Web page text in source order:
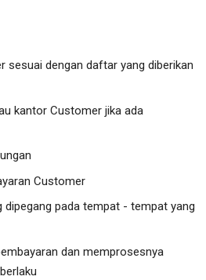
sesuai dengan daftar yang diberikan
kantor Customer jika ada
Customer
dipegang pada tempat - tempat yang
dan memprosesnya